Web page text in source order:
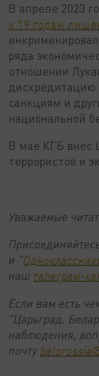
В апреле 2023
к 19 годам
ряда
отношении
дискредитацию
санкциям и
национальной
В мае КГБ внес
террористов и
Уважаемые
и "
наш телеграм-
Если вам есть
"Царьград.
наблюдения,
почту